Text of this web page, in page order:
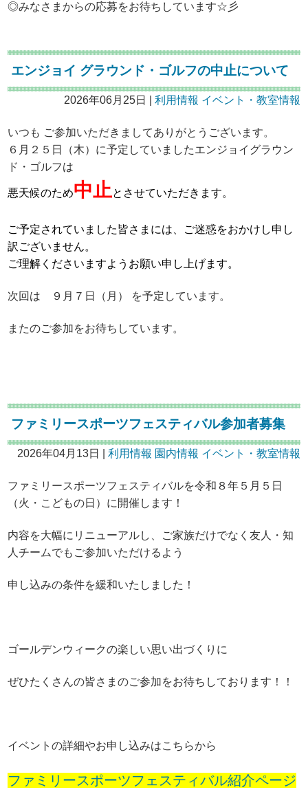
◎みなさまからの応募をお待ちしています☆彡
エンジョイ グラウンド・ゴルフの中止について
2026年06月25日 | 利用情報 イベント・教室情報
いつも ご参加いただきましてありがとうございます。
６月２５日（木）に予定していましたエンジョイグラウン
ド・ゴルフは
悪天候のため中止とさせていただきます。
ご予定されていました皆さまには、ご迷惑をおかけし申し
訳ございません。
ご理解くださいますようお願い申し上げます。
次回は ９月７日（月） を予定しています。
またのご参加をお待ちしています。
ファミリースポーツフェスティバル参加者募集
2026年04月13日 | 利用情報 園内情報 イベント・教室情報
ファミリースポーツフェスティバルを令和８年５月５日
（火・こどもの日）に開催します！
内容を大幅にリニューアルし、ご家族だけでなく友人・知
人チームでもご参加いただけるよう
申し込みの条件を緩和いたしました！
ゴールデンウィークの楽しい思い出づくりに
ぜひたくさんの皆さまのご参加をお待ちしております！！
イベントの詳細やお申し込みはこちらから
ファミリースポーツフェスティバル紹介ページ